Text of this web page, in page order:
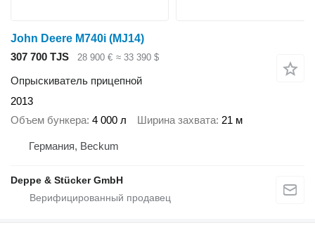
John Deere M740i (MJ14)
307 700 TJS
28 900 € ≈ 33 390 $
Опрыскиватель прицепной
2013
Объем бункера 4 000 л Ширина захвата 21 м
Германия, Beckum
Deppe & Stücker GmbH